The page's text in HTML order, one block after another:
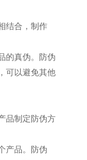
结合，制作
的真伪。防伪
可以避免其他
品制定防伪方
产品。
防伪